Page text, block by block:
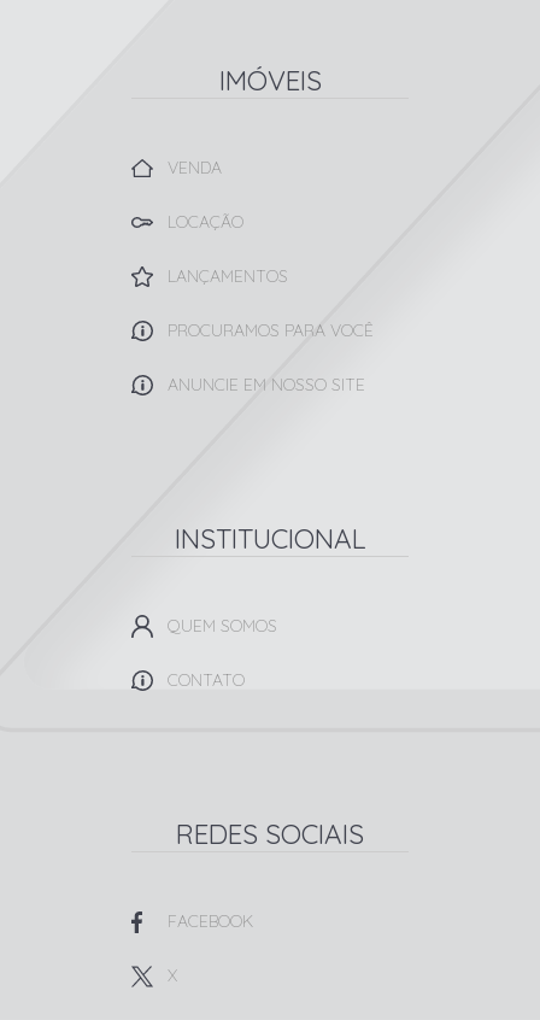
IMÓVEIS
VENDA
LOCAÇÃO
LANÇAMENTOS
PROCURAMOS PARA VOCÊ
ANUNCIE EM NOSSO SITE
INSTITUCIONAL
QUEM SOMOS
CONTATO
REDES SOCIAIS
FACEBOOK
X